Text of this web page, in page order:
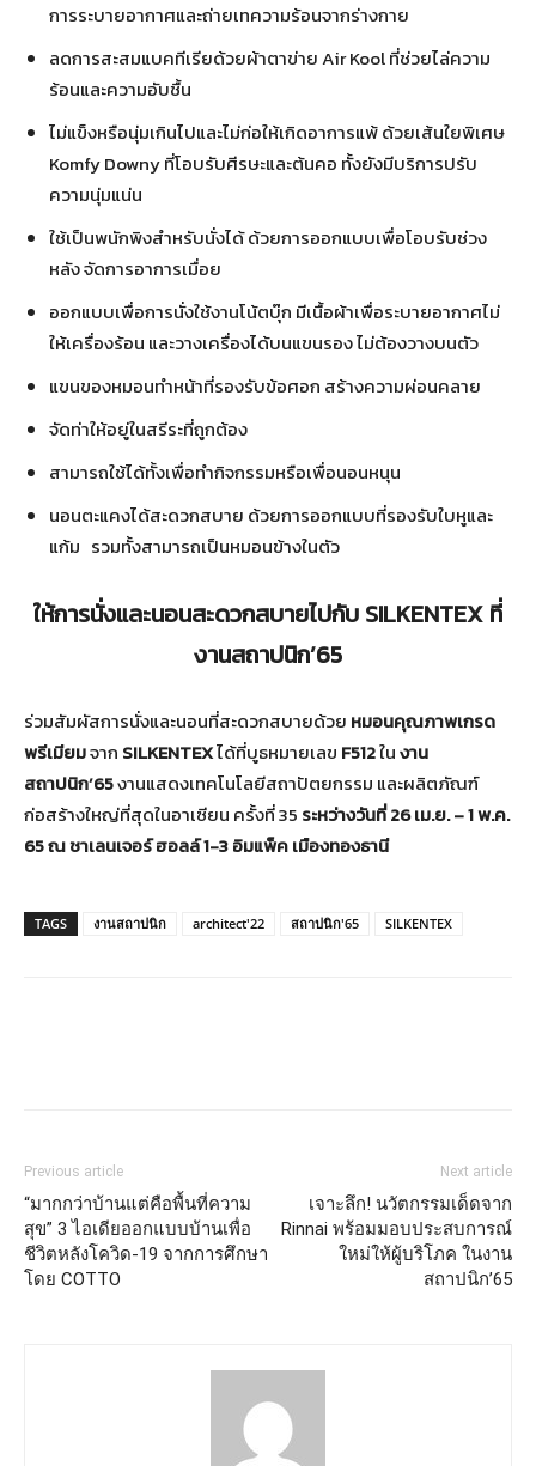
การระบายอากาศและถ่ายเทความร้อนจากร่างกาย
ลดการสะสมแบคทีเรียด้วยผ้าตาข่าย Air Kool ที่ช่วยไล่ความ
ร้อนและความอับชื้น
ไม่แข็งหรือนุ่มเกินไปและไม่ก่อให้เกิดอาการแพ้ ด้วยเส้นใยพิเศษ
Komfy Downy ที่โอบรับศีรษะและต้นคอ ทั้งยังมีบริการปรับ
ความนุ่มแน่น
ใช้เป็นพนักพิงสำหรับนั่งได้ ด้วยการออกแบบเพื่อโอบรับช่วง
หลัง จัดการอาการเมื่อย
ออกแบบเพื่อการนั่งใช้งานโน้ตบุ๊ก มีเนื้อผ้าเพื่อระบายอากาศไม่
ให้เครื่องร้อน และวางเครื่องได้บนแขนรอง ไม่ต้องวางบนตัว
แขนของหมอนทำหน้าที่รองรับข้อศอก สร้างความผ่อนคลาย
จัดท่าให้อยู่ในสรีระที่ถูกต้อง
สามารถใช้ได้ทั้งเพื่อทำกิจกรรมหรือเพื่อนอนหนุน
นอนตะแคงได้สะดวกสบาย ด้วยการออกแบบที่รองรับใบหูและ
แก้ม รวมทั้งสามารถเป็นหมอนข้างในตัว
ให้การนั่งและนอนสะดวกสบายไปกับ SILKENTEX ที่
งานสถาปนิก’65
ร่วมสัมผัสการนั่งและนอนที่สะดวกสบายด้วย หมอนคุณภาพเกรด
พรีเมียมจาก SILKENTEXได้ที่บูธหมายเลข F512ในงาน
สถาปนิก’65งานแสดงเทคโนโลยีสถาปัตยกรรม และผลิตภัณฑ์
ก่อสร้างใหญ่ที่สุดในอาเซียน ครั้งที่ 35 ระหว่างวันที่ 26 เม.ย. – 1 พ.ค.
65 ณ ชาเลนเจอร์ ฮอลล์ 1-3 อิมแพ็ค เมืองทองธานี
TAGS งานสถาปนิก architect'22 สถาปนิก'65 SILKENTEX
Previous article
“มากกว่าบ้านแต่คือพื้นที่ความ
สุข” 3 ไอเดียออกแบบบ้านเพื่อ
ชีวิตหลังโควิด-19 จากการศึกษา
โดย COTTO
Next article
เจาะลึก! นวัตกรรมเด็ดจาก
Rinnai พร้อมมอบประสบการณ์
ใหม่ให้ผู้บริโภค ในงาน
สถาปนิก’65